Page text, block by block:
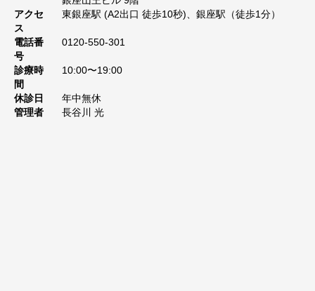
アクセ
ス
東銀座駅 (A2出口 徒歩10秒)、銀座駅（徒歩1分）
電話番
号
0120-550-301
診療時
間
10:00〜19:00
休診日
年中無休
管理者
長谷川 光